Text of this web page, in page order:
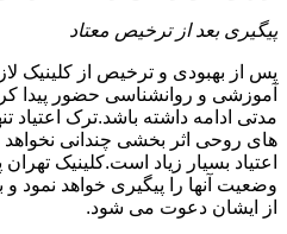
پیگیری بعد از ترخیص معتاد
پس از بهبودی و ترخیص از کلینیک
آموزشی و روانشناسی حضور پیدا
مدتی ادامه داشته باشد.ترک اعتیاد
های روحی اثر بخشی چندانی
اعتیاد بسیار زیاد است.کلینیک
وضعیت آنها را پیگیری خواهد
از ایشان دعوت می شود.